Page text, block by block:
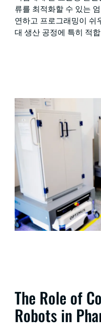
류를 최적화할 수 있는
연하고 프로그래밍이 쉬
대 생산 공정에 특히 적
The Role of
Robots in